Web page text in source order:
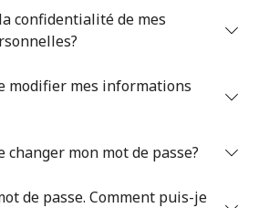
Aucun mot de passe créé
confidentialité de mes
modifier mes informations
changer mon mot de passe?
de passe. Comment puis-je